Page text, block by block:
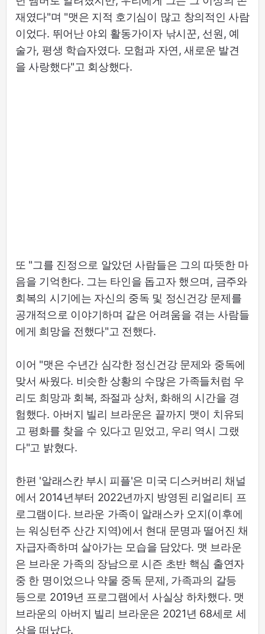
재였다"며 "맷은 지적 호기심이 많고 창의적인 사람
이었다. 뛰어난 야외 활동가이자 낚시꾼, 선원, 예
술가, 평생 학습자였다. 모험과 자연, 새로운 발견
을 사랑했다"고 회상했다.
또 "그를 진정으로 알았던 사람들은 그의 따뜻한 마
음을 기억한다. 그는 타인을 돕고자 했으며, 금주와
회복의 시기에는 자신의 중독 및 정신건강 문제를
공개적으로 이야기하며 같은 어려움을 겪는 사람들
에게 희망을 전했다"고 전했다.
이어 "맷은 수년간 심각한 정신건강 문제와 중독에
맞서 싸웠다. 비슷한 상황의 수많은 가족들처럼 우
리도 희망과 회복, 좌절과 상처, 화해의 시간을 경
험했다. 아버지 빌리 브라운은 끝까지 맷이 치유되
고 평화를 찾을 수 있다고 믿었고, 우리 역시 그랬
다"고 밝혔다.
한편 '알래스칸 부시 피플'은 미국 디스커버리 채널
에서 2014년부터 2022년까지 방영된 리얼리티 프
로그램이다. 브라운 가족이 알래스카 오지(이후에
는 워싱턴주 산간 지역)에서 현대 문명과 떨어진 채
자급자족하며 살아가는 모습을 담았다. 맷 브라운
은 브라운 가족의 장남으로 시즌 초반 핵심 출연자
중 한 명이었으나 약물 중독 문제, 가족과의 갈등
등으로 2019년 프로그램에서 사실상 하차했다. 맷
브라운의 아버지 빌리 브라운은 2021년 68세로 세
상을 떠났다.